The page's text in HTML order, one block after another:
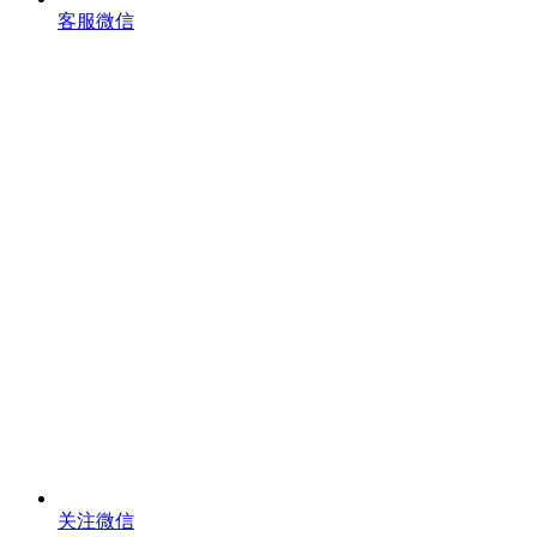
客服微信
关注微信